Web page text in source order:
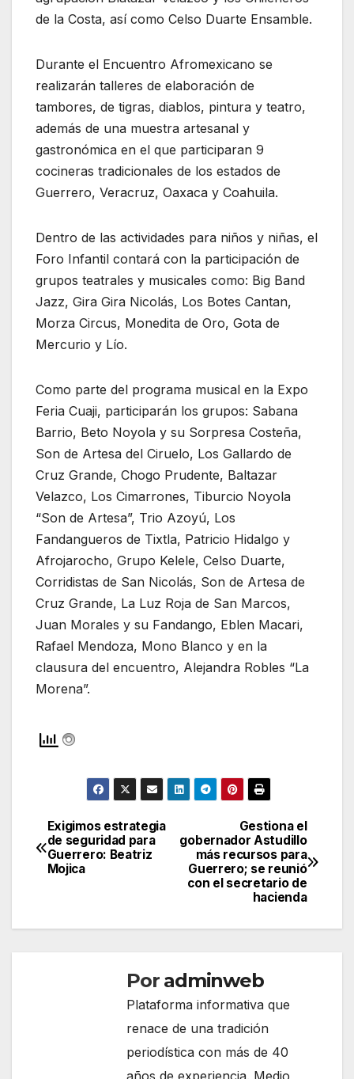
de la Costa, así como Celso Duarte Ensamble.
Durante el Encuentro Afromexicano se
realizarán talleres de elaboración de
tambores, de tigras, diablos, pintura y teatro,
además de una muestra artesanal y
gastronómica en el que participaran 9
cocineras tradicionales de los estados de
Guerrero, Veracruz, Oaxaca y Coahuila.
Dentro de las actividades para niños y niñas, el
Foro Infantil contará con la participación de
grupos teatrales y musicales como: Big Band
Jazz, Gira Gira Nicolás, Los Botes Cantan,
Morza Circus, Monedita de Oro, Gota de
Mercurio y Lío.
Como parte del programa musical en la Expo
Feria Cuaji, participarán los grupos: Sabana
Barrio, Beto Noyola y su Sorpresa Costeña,
Son de Artesa del Ciruelo, Los Gallardo de
Cruz Grande, Chogo Prudente, Baltazar
Velazco, Los Cimarrones, Tiburcio Noyola
“Son de Artesa”, Trio Azoyú, Los
Fandangueros de Tixtla, Patricio Hidalgo y
Afrojarocho, Grupo Kelele, Celso Duarte,
Corridistas de San Nicolás, Son de Artesa de
Cruz Grande, La Luz Roja de San Marcos,
Juan Morales y su Fandango, Eblen Macari,
Rafael Mendoza, Mono Blanco y en la
clausura del encuentro, Alejandra Robles “La
Morena”.
Navegación
de
Gestiona el
gobernador Astudillo
más recursos para
Guerrero; se reunió
con el secretario de
hacienda
Exigimos estrategia
de seguridad para
Guerrero: Beatriz
Mojica
Por adminweb
Plataforma informativa que
renace de una tradición
periodística con más de 40